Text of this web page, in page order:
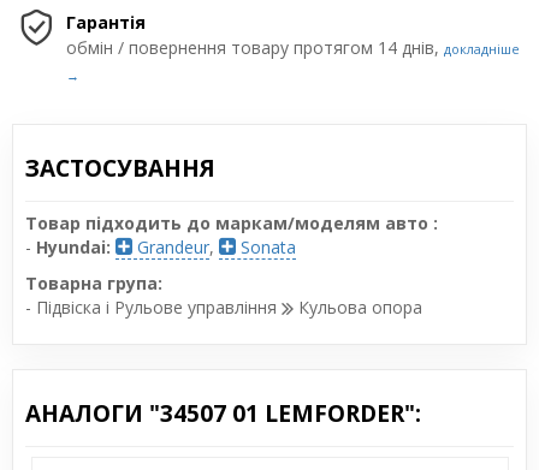
Гарантія
обмін / повернення товару протягом 14 днів, докладніше
→
ЗАСТОСУВАННЯ
Товар підходить до маркам/моделям авто :
- Hyundai: Grandeur,
Sonata
Товарна група:
- Підвіска і Рульове управління
Кульова опора
АНАЛОГИ "34507 01 LEMFORDER":